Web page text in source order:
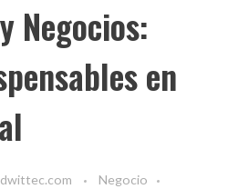
Negocios:
en
Negocio